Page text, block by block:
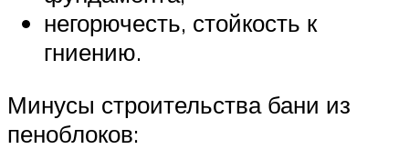
негорючесть, стойкость к
гниению.
Минусы строительства бани из
пеноблоков: